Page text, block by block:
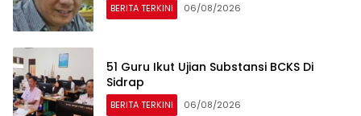
BERITA TERKINI 06/08/2026
51 Guru Ikut Ujian Substansi BCKS Di
Sidrap
BERITA TERKINI 06/08/2026